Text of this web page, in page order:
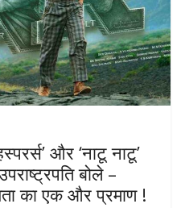
और ‘नाटू नाटू’
बोले –
का एक और प्रमाण !